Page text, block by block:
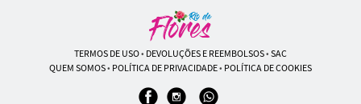
TERMOS DE USO• DEVOLUÇÕES E REEMBOLSOS• SAC
QUEM SOMOS• POLÍTICA DE PRIVACIDADE• POLÍTICA DE COOKIES